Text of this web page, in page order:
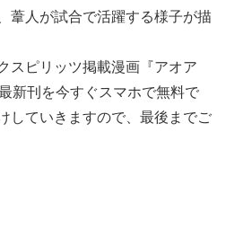
葦人が試合で活躍する様子が描
スピリッツ掲載漫画『アオア
新刊を今すぐスマホで無料で
していきますので、最後までご